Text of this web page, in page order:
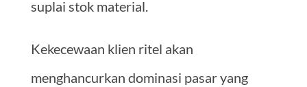
suplai stok material.
Kekecewaan klien ritel akan
menghancurkan dominasi pasar yang